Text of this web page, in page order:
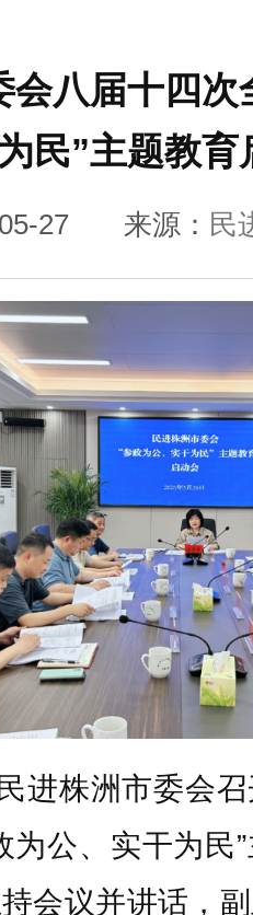
会八届十四
民”主题教育
27 来源： 民
株洲市委会召
为公、实干为民
会议并讲话，